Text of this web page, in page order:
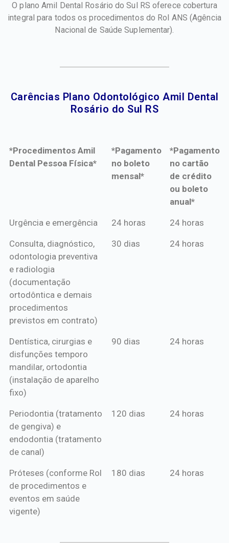
O plano Amil Dental Rosário do Sul RS oferece cobertura
integral para todos os procedimentos do Rol ANS (Agência
Nacional de Saúde Suplementar).
Carências Plano Odontológico Amil Dental
Rosário do Sul RS​
*Procedimentos Amil
Dental Pessoa Física*
*Pagamento
no boleto
mensal*
*Pagamento
no cartão
de crédito
ou boleto
anual*
*Procedimentos Amil
*Pagamento
mensal*
*Pagamento
de crédito
Urgência e emergência 24 horas 24 horas
Consulta, diagnóstico,
odontologia preventiva
e radiologia
(documentação
ortodôntica e demais
procedimentos
previstos em contrato)
30 dias 24 horas
Dentística, cirurgias e
disfunções temporo
mandilar, ortodontia
(instalação de aparelho
fixo)
90 dias 24 horas
Periodontia (tratamento
de gengiva) e
endodontia (tratamento
de canal)
120 dias 24 horas
Próteses (conforme Rol
de procedimentos e
eventos em saúde
vigente)
180 dias 24 horas